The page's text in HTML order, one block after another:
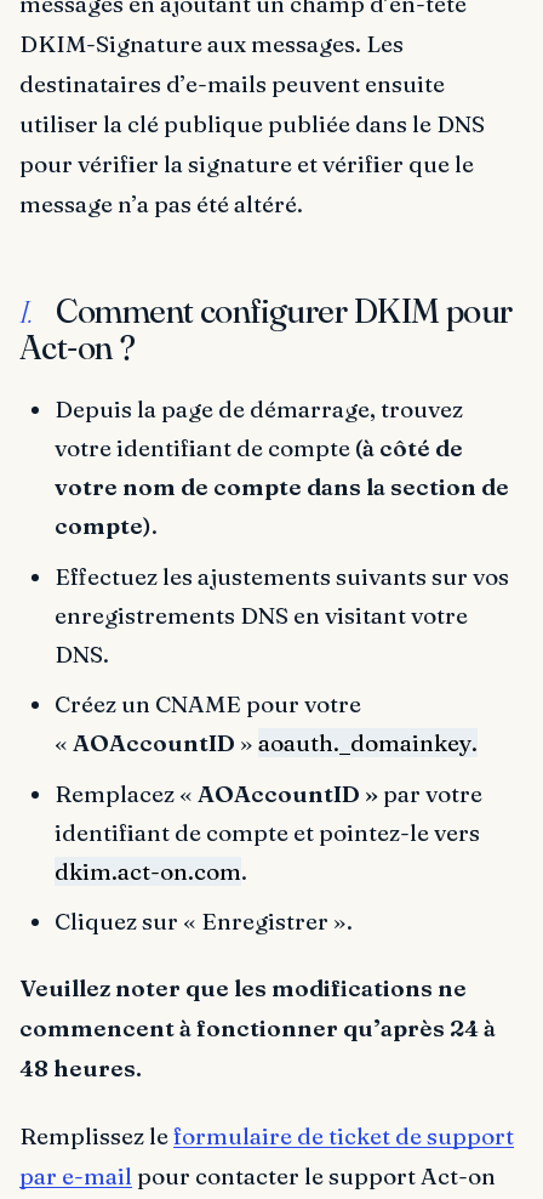
DKIM-Signature aux messages. Les
destinataires d’e-mails peuvent ensuite
utiliser la clé publique publiée dans le DNS
pour vérifier la signature et vérifier que le
message n’a pas été altéré.
I.
Comment configurer DKIM pour
Act-on ?
Depuis la page de démarrage, trouvez
votre identifiant de compte (à côté de
votre nom de compte dans la section de
compte).
Effectuez les ajustements suivants sur vos
enregistrements DNS en visitant votre
DNS.
Créez un CNAME pour votre
« AOAccountID » aoauth._domainkey.
Remplacez « AOAccountID »par votre
identifiant de compte et pointez-le vers
dkim.act-on.com.
Cliquez sur « Enregistrer ».
Veuillez noter que les modifications ne
commencent à fonctionner qu’après 24 à
48 heures.
Remplissez leformulaire de ticket de support
par e-mail pour contacter le support Act-on